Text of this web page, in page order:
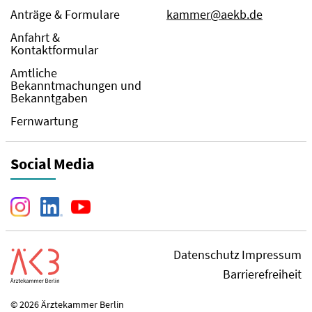
Anträge & Formulare
Anfahrt &
Kontaktformular
Amtliche
Bekanntmachungen und
Bekanntgaben
Fernwartung
kammer@aekb.de
Social Media
DatenschutzImpressum
Barrierefreiheit
© 2026 Ärztekammer Berlin